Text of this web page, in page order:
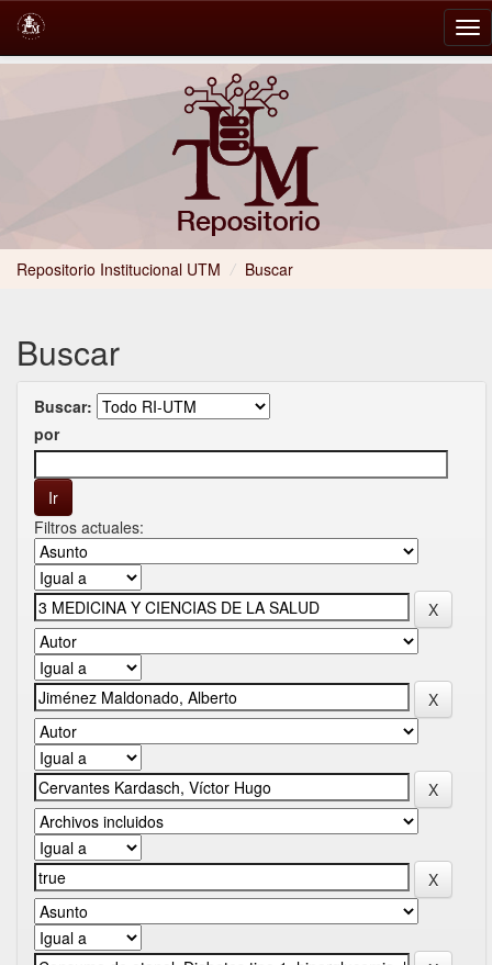
Repositorio Institucional UTM / Buscar
Buscar
Buscar:
por
Filtros actuales: